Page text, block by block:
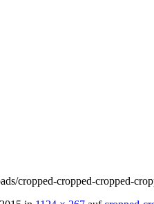
cropped-cropped-cropped-